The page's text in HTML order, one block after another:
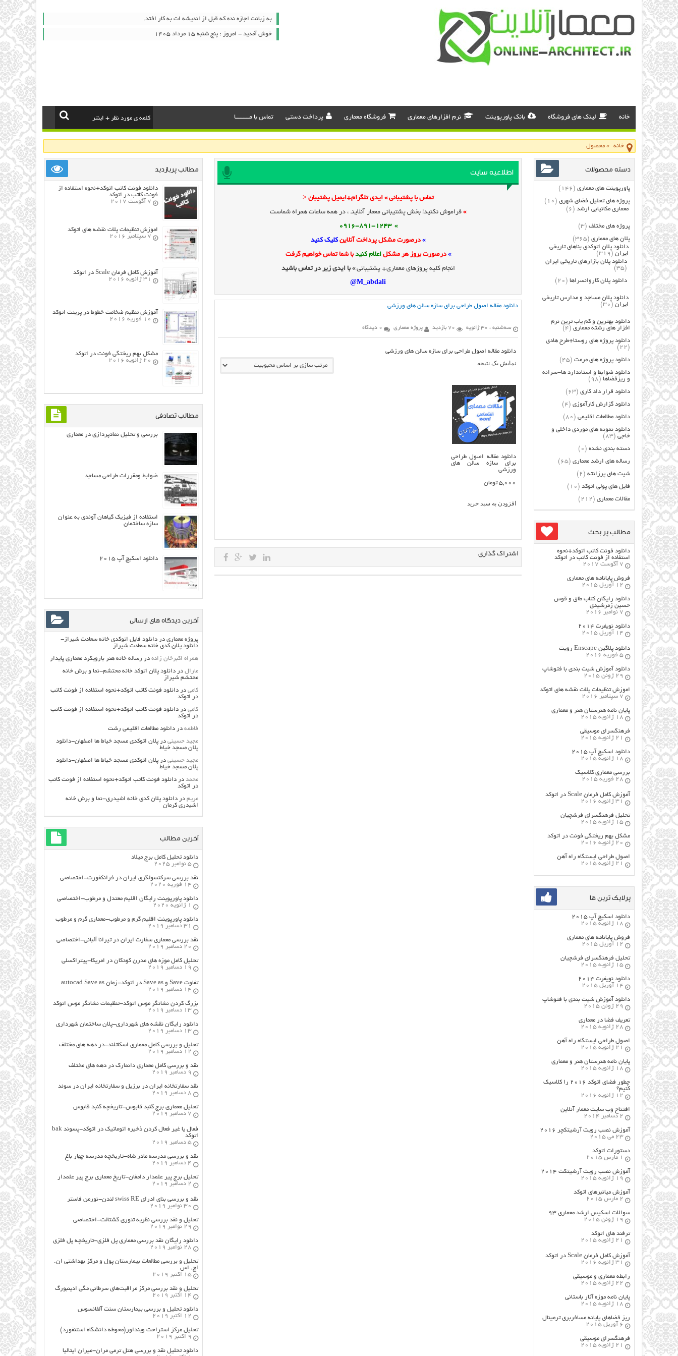
به زبانت اجازه نده که قبل از اندیشه ات به کار افتد.
خوش آمدید - امروز : پنج شنبه ۱۵ مرداد ۱۴۰۵
خانه لینک های فروشگاه بانک پاورپوینت نرم افزارهای معماری فروشگاه معماری پرداخت دستی تماس با مـــــــــا
خانه »محصول
اطلاعیه سایت
تماس با پشتیبانی » ایدی تلگرام+ایمیل پشتیبان <
» فراموش نکنید! بخش پشتیبانی معمار آنلاینـ ، در همه ساعات همراه شماست
» 0916-891-1243
»درصورت مشکل پرداخت آنلاین کلیک کنید
» درصورت بروز هر مشکلاعلام کنیدبا شما تماس خواهیم گرفت
انجام کلیه پروژهای معماری+ پشتیبانی» با ایدی زیر در تماس باشید
M_abdali@
دانلود مقاله اصول طراحی براي سازه سالن هاي ورزشي
سه‌شنبه ، 30 ژانویه 70 بازدید پروژه معماری 0 دیدگاه
دانلود مقاله اصول طراحی براي سازه سالن هاي ورزشي
نمایش یک نتیجه
دانلود مقاله اصول طراحی
براي سازه سالن هاي
ورزشي
5,000 تومان
افزودن به سبد خرید
اشتراک گذاری
دسته محصولات
پاورپوینت های معماری (146)
پروژه های تحلیل فضای شهری (10)
معماری مکانیابی ارشد (6)
پروژه های مختلف (3)
پلان های معماری (365)
دانلود پلان اتوکدی بناهای تاریخی
ایران (319)
دانلود پلان بازارهای تاریخی ایران
(35)
دانلود پلان کاروانسراها (20)
دانلود پلان مساجد و مدارس تاریخی
ایران (30)
دانلود بهترین و کم یاب ترین نرم
افزار های رشته معماری (4)
دانلود پروژه های روستا+طرح هادی
(22)
دانلود پروژه های مرمت (45)
دانلود ضوابط و استاندارد ها-سرانه
و ریزفضاها (98)
دانلود قرار داد کاری (63)
دانلود گزارش کارآموزی (4)
دانلود مطالعات اقلیمی (80)
دانلود نمونه های موردی داخلی و
خاجی (83)
دسته بندی نشده (0)
رساله های ارشد معماری (65)
شیت های پرزانته (2)
فایل های پولی اتوکد (10)
مقالات معماری (212)
مطالب پر بحث
دانلود فونت کاتب اتوکد+نحوه
استفاده از فونت کاتب در اتوکد
7 آگوست 2017
فروش پایانامه های معماری
12 آوریل 2015
دانلود رایگان کتاب طاق و قوس
حسین زمرشیدی
7 نوامبر 2016
دانلود نویفرت ۲۰۱۴
14 آوریل 2015
دانلود پلاگین Enscape رویت
5 فوریه 2016
دانلود آموزش شیت بندی با فتوشاپ
29 ژوئن 2015
اموزش تنظیمات پلات نقشه های اتوکد
7 سپتامبر 2016
پایان نامه هنرستان هنر و معماري
18 ژانویه 2015
فرهنگسراي موسيقي
21 ژانویه 2015
دانلود اسکیچ آپ ۲۰۱۵
18 ژانویه 2015
بررسی معماری کلاسیک
28 فوریه 2015
آموزش کامل فرمان Scale در اتوکد
31 ژانویه 2016
تحلیل فرهنگسرای فرشچیان
15 ژانویه 2015
مشکل بهم ریختگی فونت در اتوکد
20 ژانویه 2016
اصول طراحي ایستگاه راه آهن
21 ژانویه 2015
پرلایک ترین ها
دانلود اسکیچ آپ ۲۰۱۵
18 ژانویه 2015
فروش پایانامه های معماری
12 آوریل 2015
تحلیل فرهنگسرای فرشچیان
15 ژانویه 2015
دانلود نویفرت ۲۰۱۴
14 آوریل 2015
دانلود آموزش شیت بندی با فتوشاپ
29 ژوئن 2015
تعریف فضا در معماری
28 ژانویه 2015
اصول طراحي ایستگاه راه آهن
21 ژانویه 2015
پایان نامه هنرستان هنر و معماري
18 ژانویه 2015
چطور فضای اتوکد ۲۰۱۶ را کلاسیک
کنیم؟
12 ژانویه 2016
افتتاح وب سایت معمار آنلاین
2 دسامبر 2014
آموزش نصب رویت آرشیتکچر ۲۰۱۶
23 می 2015
دستورات اتوکد
1 مارس 2015
آموزش نصب رویت آرشیتکت ۲۰۱۴
19 ژانویه 2015
آموزش میانبرهای اتوکد
2 مارس 2015
سوالات اسکیس ارشد معماری ۹۳
19 ژوئن 2015
ترفند های اتوکد
21 ژانویه 2015
آموزش کامل فرمان Scale در اتوکد
31 ژانویه 2016
رابطه معماری و موسیقی
22 ژانویه 2015
پایان نامه موزه آثار باستانی
18 ژانویه 2015
ریز فضاهای پایانه مسافربری ترمینال
6 آوریل 2015
فرهنگسراي موسيقي
21 ژانویه 2015
مطالب پربازدید
دانلود فونت کاتب اتوکد+نحوه استفاده از
فونت کاتب در اتوکد
7 آگوست 2017
اموزش تنظیمات پلات نقشه های اتوکد
7 سپتامبر 2016
آموزش کامل فرمان Scale در اتوکد
31 ژانویه 2016
آموزش تنظیم ضخامت خطوط در پرینت اتوکد
10 فوریه 2016
مشکل بهم ریختگی فونت در اتوکد
20 ژانویه 2016
مطالب تصادفی
بررسی و تحلیل نمادپردازي در معماري
ضوابط ومقررات طراحی مساجد
استفاده از فیزیک گياهان آوندی به عنوان
سازه ساختمان
دانلود اسکیچ آپ ۲۰۱۵
آخرین دیدگاه های ارسالی
پروژه معماری دردانلود فایل اتوکدی خانه سعادت شیراز-
دانلود پلان کدی خانه سعادت شیراز
همراه اکبرخان زاده در رساله خانه هنر بارویکرد معماری پایدار
مارال دردانلود پلان اتوکد خانه محتشم-نما و برش خانه
محتشم شیراز
کامی دردانلود فونت کاتب اتوکد+نحوه استفاده از فونت کاتب
در اتوکد
کامی دردانلود فونت کاتب اتوکد+نحوه استفاده از فونت کاتب
در اتوکد
فاطمه دردانلود مطالعات اقليمي رشت
مجید حسینی درپلان اتوکدی مسجد خیاط ها اصفهان-دانلود
پلان مسجد خیاط
مجید حسینی درپلان اتوکدی مسجد خیاط ها اصفهان-دانلود
پلان مسجد خیاط
محمد دردانلود فونت کاتب اتوکد+نحوه استفاده از فونت کاتب
در اتوکد
مریم دردانلود پلان کدی خانه اشیدری-نما و برش خانه
اشیدری کرمان
آخرین مطالب
دانلود تحلیل کامل برج میلاد
5 نوامبر 2025
نقد بررسی سرکنسولگری ایران در فرانکفورت-اختصاصی
14 فوریه 2020
دانلود پاورپوینت رایگان اقلیم معتدل و مرطوب-اختصاصی
1 ژانویه 2020
دانلود پاورپوینت اقلیم گرم و مرطوب-معماری گرم و مرطوب
31 دسامبر 2019
نقد بررسی معماری سفارت ایران در تیرانا آلبانی-اختصاصی
20 دسامبر 2019
تحلیل کامل موزه های مدرن کودکان در امریکا-پیتراکسلی
19 دسامبر 2019
تفاوت Save و Save as در اتوکد-زمان autocad Save as
14 دسامبر 2019
بزرگ کردن نشانگر موس اتوکد-تنظیمات نشانگر موس اتوکد
13 دسامبر 2019
دانلود رایگان نقشه های شهرداری-پلان ساختمان شهرداری
13 دسامبر 2019
تحلیل و بررسی کامل معماری اسکاتلند-در دهه های مختلف
12 دسامبر 2019
نقد و بررسی کامل معماری دانمارک در دهه های مختلف
9 دسامبر 2019
نقد سفارتخانه ایران در برزیل و سفارتخانه ایران در سوئد
8 دسامبر 2019
تحلیل معماری برج گنبد قابوس-تاریخچه گنبد قابوس
7 دسامبر 2019
فعال یا غیر فعال کردن ذخیره اتوماتیک در اتوکد-پسوند bak
اتوکد
5 دسامبر 2019
نقد و بررسی مدرسه مادر شاه-تاریخچه مدرسه چهار باغ
4 دسامبر 2019
تحلیل برج پیر علمدار دامغان-تاریخ معماری برج پیر علمدار
2 دسامبر 2019
نقد و بررسی بنای ادرای swiss RE لندن-نورمن فاستر
30 نوامبر 2019
تحلیل و نقد بررسی نظریه تئوری گشتالت-اختصاصی
29 نوامبر 2019
دانلود رایگان نقد بررسی معماری پل فلزی-تاریخچه پل فلزی
28 نوامبر 2019
تحلیل و بررسی مطالعات بیمارستان پول و مرکز بهداشتی ان.
اچ. اس
15 اکتبر 2019
تحلیل و نقد بررسی مرکز مراقبت‌های سرطانی مگی ادینبورگ
14 اکتبر 2019
دانلود تحلیل و بررسی بیمارستان سنت آلفانسوس
12 اکتبر 2019
تحلیل مرکز استراحت وینداور(محوطه دانشگاه استنفورد)
9 اکتبر 2019
دانلود تحلیل نقد و بررسی هتل ترمی مران-میران ایتالیا